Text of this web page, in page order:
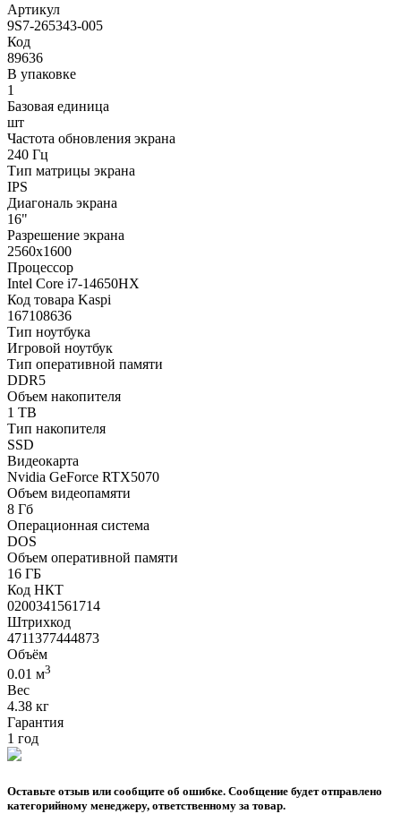
Артикул
9S7-265343-005
Код
89636
В упаковке
1
Базовая единица
шт
Частота обновления экрана
240 Гц
Тип матрицы экрана
IPS
Диагональ экрана
16"
Разрешение экрана
2560х1600
Процессор
Intel Core i7-14650HX
Код товара Kaspi
167108636
Тип ноутбука
Игровой ноутбук
Тип оперативной памяти
DDR5
Объем накопителя
1 TB
Тип накопителя
SSD
Видеокарта
Nvidia GeForce RTX5070
Объем видеопамяти
8 Гб
Операционная система
DOS
Объем оперативной памяти
16 ГБ
Код НКТ
0200341561714
Штрихкод
4711377444873
Объём
0.01 м3
Вес
4.38 кг
Гарантия
1 год
Оставьте отзыв или сообщите об ошибке. Сообщение будет отправлено
категорийному менеджеру, ответственному за товар.